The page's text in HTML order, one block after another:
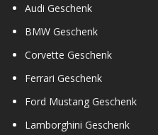
Audi Geschenk
BMW Geschenk
Corvette Geschenk
Ferrari Geschenk
Ford Mustang Geschenk
Lamborghini Geschenk